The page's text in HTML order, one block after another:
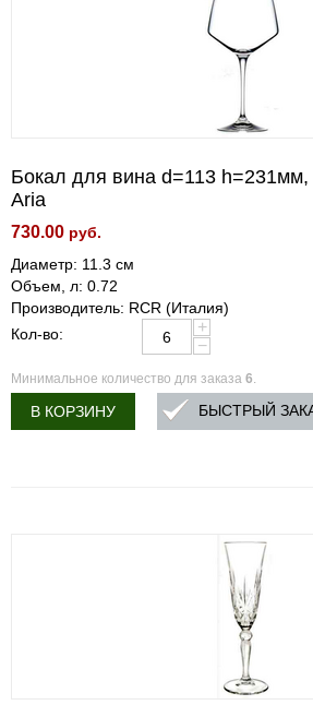
Бокал для вина d=113 h=231мм,
Aria
730.00 руб.
Диаметр: 11.3 см
Объем, л: 0.72
Производитель: RCR (Италия)
Кол-во:
+
−
Минимальное количество для заказа 6.
В КОРЗИНУ БЫСТРЫЙ